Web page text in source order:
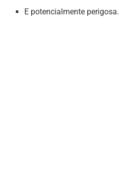
E potencialmente perigosa.